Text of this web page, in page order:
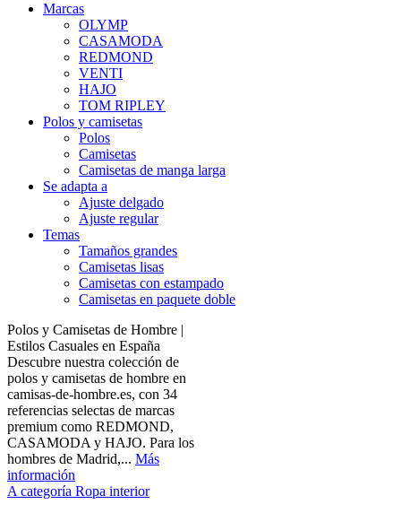
Marcas
OLYMP
CASAMODA
REDMOND
VENTI
HAJO
TOM RIPLEY
Polos y camisetas
Polos
Camisetas
Camisetas de manga larga
Se adapta a
Ajuste delgado
Ajuste regular
Temas
Tamaños grandes
Camisetas lisas
Camisetas con estampado
Camisetas en paquete doble
Polos y Camisetas de Hombre |
Estilos Casuales en España
Descubre nuestra colección de
polos y camisetas de hombre en
camisas-de-hombre.es, con 34
referencias selectas de marcas
premium como REDMOND,
CASAMODA y HAJO. Para los
hombres de Madrid,... Más
información
A categoría Ropa interior